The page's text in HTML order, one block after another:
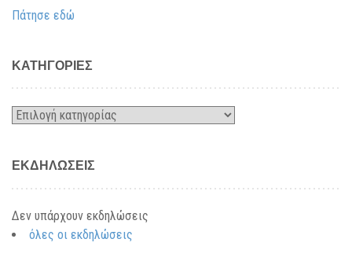
Πάτησε εδώ
KΑΤΗΓΟΡΊΕΣ
Kατηγορίες
ΕΚΔΗΛΏΣΕΙΣ
Δεν υπάρχουν εκδηλώσεις
όλες οι εκδηλώσεις